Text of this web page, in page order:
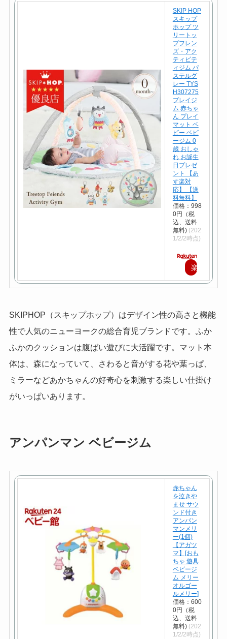
SKIP HOP
スキップ
ホップ ツ
リートッ
プフレン
ズ・アク
ティビテ
ィジム パ
ステルグ
レー TYS
H307275
プレイジ
ム 赤ちゃ
ん プレイ
マット ベ
ビー ベビ
ージム 0
歳 おしゃ
れ お誕生
日プレゼ
ント 【あ
す楽対
応】 【送
料無料】
価格：998
0円（税
込、送料
無料) (202
1/2/2時点)
楽
天
購
入
SKIPHOP（スキップホップ）はデザイン性の高さと機能
性で人気のニューヨークの総合育児ブランドです。ふか
ふかのクッションは腹ばい遊びに大活躍です。マット本
体は、森になっていて、さわると音がする花や葉っぱ、
ミラーなどあかちゃんの好奇心を刺激する楽しい仕掛け
がいっぱいあります。
アンパンマン ベビージム
赤ちゃん
を泣きや
ませ サウ
ンド付き
アンパン
マンメリ
ー(1個)
【アガツ
マ】[おも
ちゃ 遊具
ベビージ
ム メリー
オルゴー
ルメリー]
価格：600
0円（税
込、送料
無料) (202
1/2/2時点)